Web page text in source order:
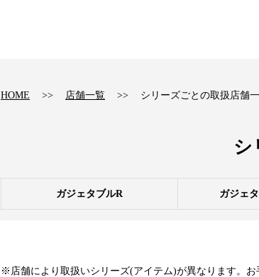
HOME 店舗一覧 シリーズごとの取扱店舗
シ
ガジェタブルR ガジェ
※店舗により取扱いシリーズ(アイテム)が異なります。